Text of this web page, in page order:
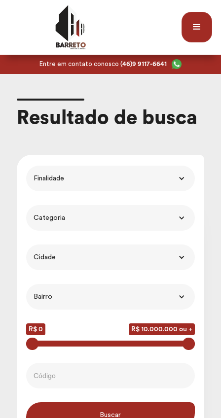
Entre em contato conosco (46)9 9117-6641
Resultado de busca
Finalidade
Categoria
Cidade
Bairro
R$ 0 R$ 10.000.000 ou +